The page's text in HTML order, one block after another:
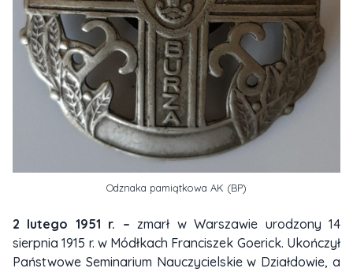
Odznaka pamiątkowa AK (BP)
2 lutego 1951 r. –zmarł w Warszawie urodzony 14
sierpnia 1915 r. w Módłkach Franciszek Goerick. Ukończył
Państwowe Seminarium Nauczycielskie w Działdowie, a